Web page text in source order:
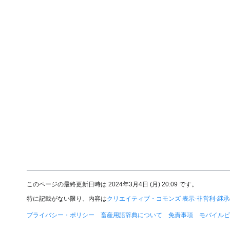
このページの最終更新日時は 2024年3月4日 (月) 20:09 です。
特に記載がない限り、内容はクリエイティブ・コモンズ 表示-非営利-継承
プライバシー・ポリシー 畜産用語辞典について 免責事項 モバイル